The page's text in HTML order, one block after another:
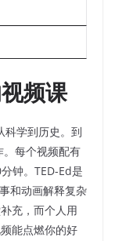
频课
科学到历史。到
每个视频配有
钟。TED-Ed是
和动画解释复杂
充，而个人用
能点燃你的好